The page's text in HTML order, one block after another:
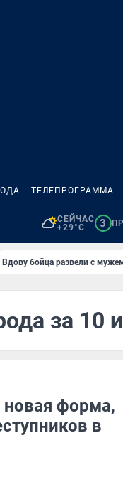
ТЕЛЕПРОГРАММА
СЕЙЧАС
+29°C
3
Вдову бойца развели с
за 10
форма,
в